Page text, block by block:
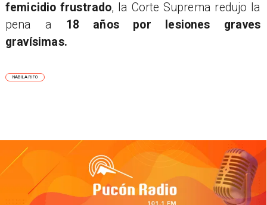
femicidio frustrado, la Corte Suprema redujo la
pena a 18 años por lesiones graves
gravísimas.
NABILA RIFO